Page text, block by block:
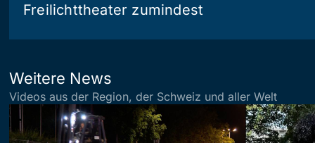
Freilichttheater zumindest
Weitere News
Videos aus der Region, der Schweiz und aller Welt